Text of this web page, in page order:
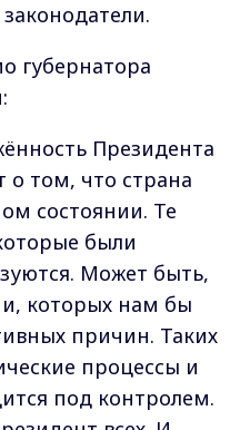
губернатора
Президента
о том, что страна
состоянии. Те
были
Может быть,
которых нам бы
причин. Таких
процессы и
под контролем.